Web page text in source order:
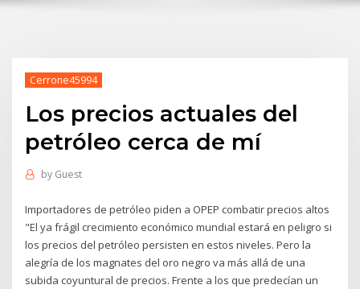
Cerrone45994
Los precios actuales del
petróleo cerca de mí
by Guest
Importadores de petróleo piden a OPEP combatir precios altos
"El ya frágil crecimiento económico mundial estará en peligro si
los precios del petróleo persisten en estos niveles. Pero la
alegría de los magnates del oro negro va más allá de una
subida coyuntural de precios. Frente a los que predecían un